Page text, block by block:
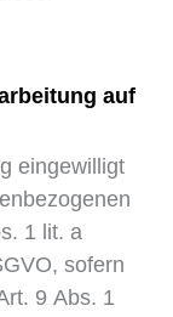
auf
eingewilligt
1 lit. a
sofern
9 Abs. 1